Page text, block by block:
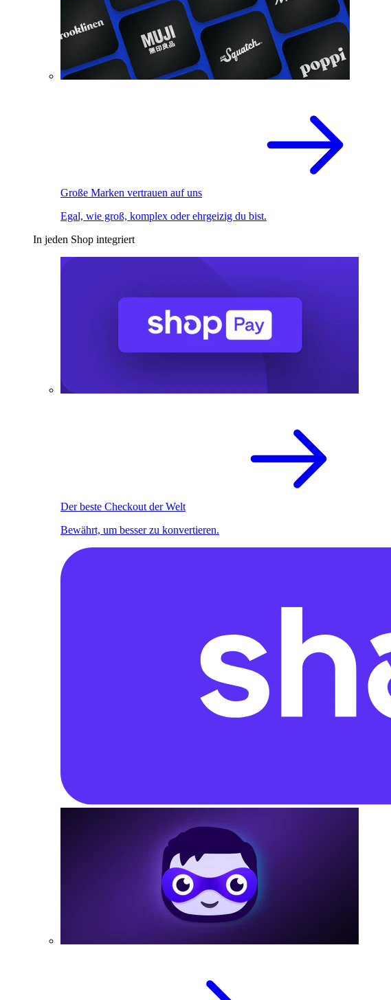
Große Marken vertrauen auf uns
Egal, wie groß, komplex oder ehrgeizig du bist.
In jeden Shop integriert
Der beste Checkout der Welt
Bewährt, um besser zu konvertieren.